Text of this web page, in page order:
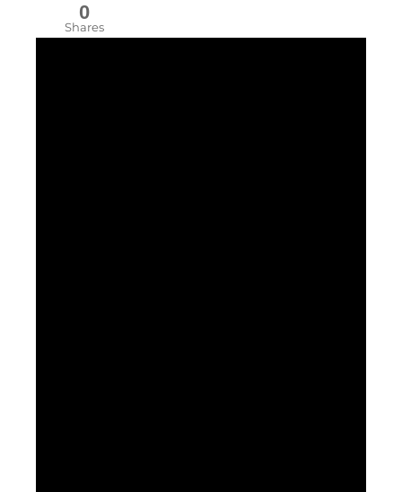
0
Shares